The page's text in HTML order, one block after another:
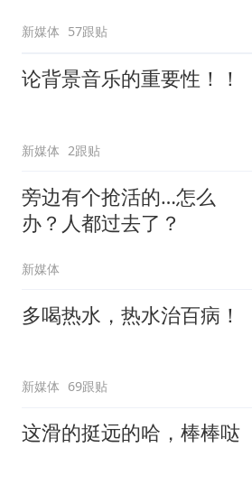
新媒体 57跟贴
论背景音乐的重要性！！
新媒体 2跟贴
旁边有个抢活的…怎么
办？人都过去了？
新媒体
多喝热水，热水治百病！
新媒体 69跟贴
这滑的挺远的哈，棒棒哒